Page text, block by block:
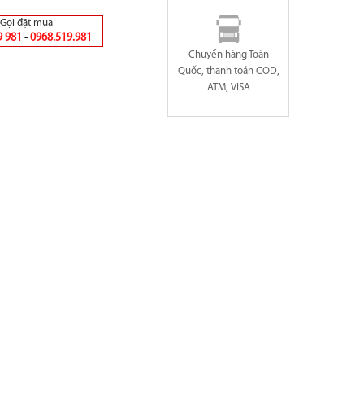
Gọi đặt mua
981 -0968.519.981
Chuyển hàng Toàn
Quốc, thanh toán COD,
ATM, VISA